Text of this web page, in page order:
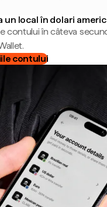
un local în dolari
contului în câteva
contului